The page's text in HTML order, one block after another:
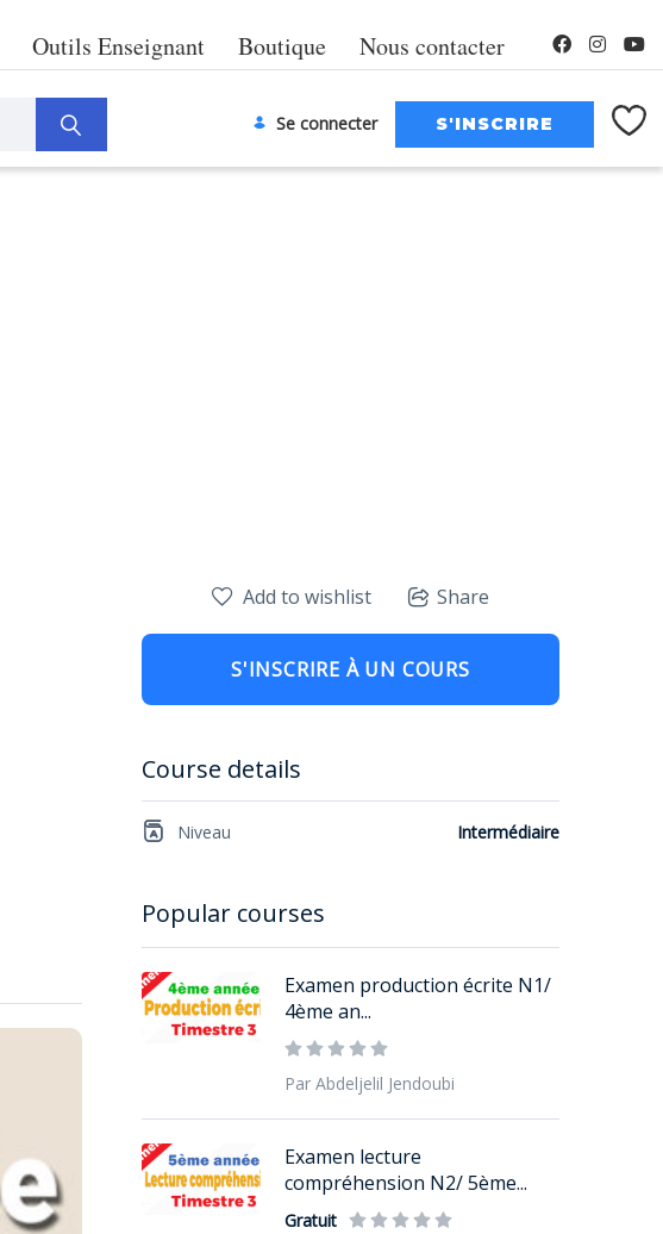
Outils Enseignant Boutique Nous contacter
Se connecter
Add to wishlist Share
S'INSCRIRE À UN COURS
Course details
Niveau Intermédiaire
Popular courses
Examen production écrite N1/
4ème an...
Par Abdeljelil Jendoubi
Examen lecture
compréhension N2/ 5ème...
Gratuit